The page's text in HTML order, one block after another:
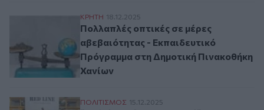
Πολλαπλές oπτικές σε μέρες
ΚΡΗΤΗ 18.12.2025
Πολλαπλές oπτικές σε μέρες
αβεβαιότητας - Εκπαιδευτικό
Πρόγραμμα στη Δημοτική Πινακοθήκη
Χανίων
"Red Line, Κόκκινη γραμμή":
ΠΟΛΙΤΙΣΜΟΣ 15.12.2025